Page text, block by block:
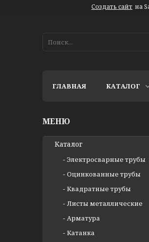
Создать сайт на
ГЛАВНАЯ КАТАЛОГ
Каталог
Электросварные трубы
Оцинкованные трубы
Квадратные трубы
Листы металлические
Арматура
Катанка